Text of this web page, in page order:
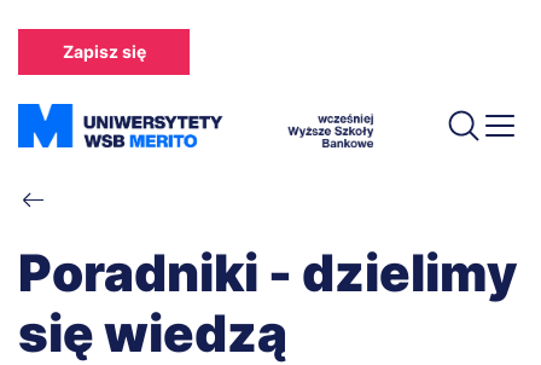
treści
Zapisz się
Ścieżka
nawigacyjna
Poradniki - dzielimy
się wiedzą